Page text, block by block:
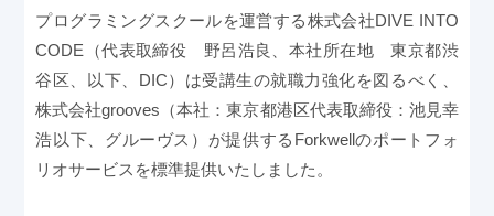
プログラミングスクールを運営する株式会社DIVE INTO
CODE（代表取締役 野呂浩良、本社所在地 東京都渋
谷区、以下、DIC）は受講生の就職力強化を図るべく、
株式会社grooves（本社：東京都港区代表取締役：池見幸
浩以下、グルーヴス）が提供するForkwellのポートフォ
リオサービスを標準提供いたしました。